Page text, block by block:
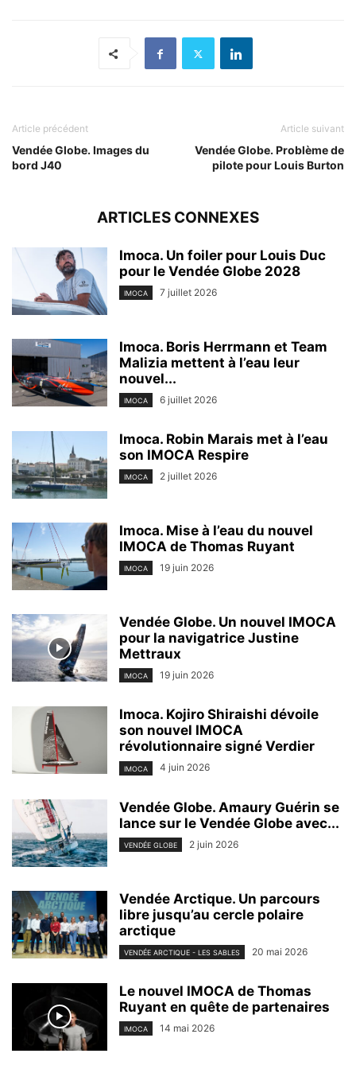
Article précédent
Vendée Globe. Images du
bord J40
Article suivant
Vendée Globe. Problème de
pilote pour Louis Burton
ARTICLES CONNEXES
Imoca. Un foiler pour Louis Duc
pour le Vendée Globe 2028
IMOCA 7 juillet 2026
Imoca. Boris Herrmann et Team
Malizia mettent à l’eau leur
nouvel...
IMOCA 6 juillet 2026
Imoca. Robin Marais met à l’eau
son IMOCA Respire
IMOCA 2 juillet 2026
Imoca. Mise à l’eau du nouvel
IMOCA de Thomas Ruyant
IMOCA 19 juin 2026
Vendée Globe. Un nouvel IMOCA
pour la navigatrice Justine
Mettraux
IMOCA 19 juin 2026
Imoca. Kojiro Shiraishi dévoile
son nouvel IMOCA
révolutionnaire signé Verdier
IMOCA 4 juin 2026
Vendée Globe. Amaury Guérin se
lance sur le Vendée Globe avec...
VENDÉE GLOBE 2 juin 2026
Vendée Arctique. Un parcours
libre jusqu’au cercle polaire
arctique
VENDÉE ARCTIQUE - LES SABLES 20 mai 2026
Le nouvel IMOCA de Thomas
Ruyant en quête de partenaires
IMOCA 14 mai 2026